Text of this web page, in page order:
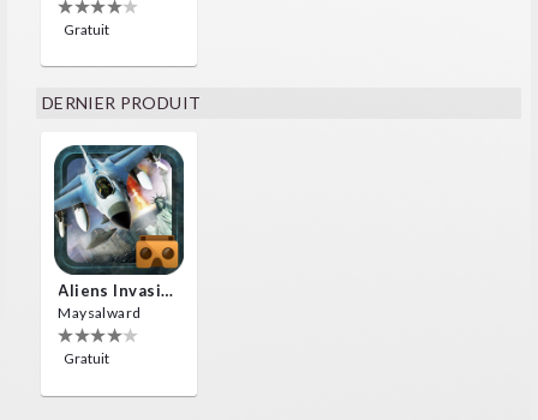
Gratuit
DERNIER PRODUIT
Aliens Invasion VR
Maysalward
Gratuit